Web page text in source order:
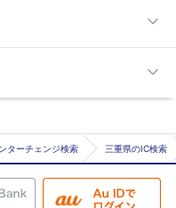
ターチェンジ検索 三重県のIC検索